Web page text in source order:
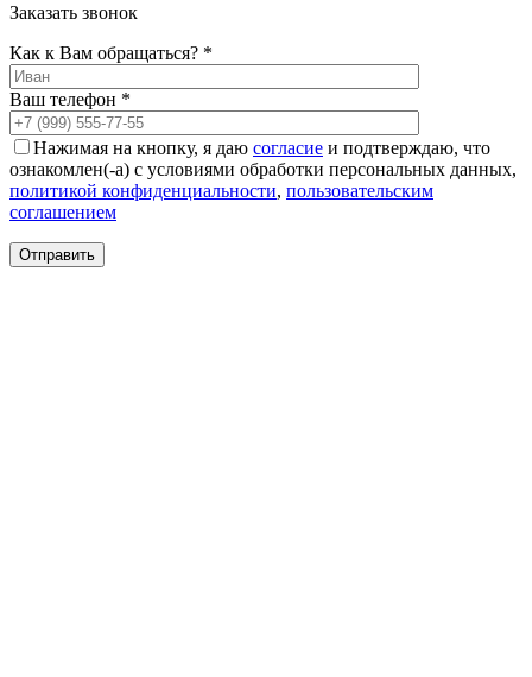
По
форме
Прямоугольные
ковры
Овальные
ковры
Круглые
ковры
Квадратные
Заказать звонок
Как к Вам обращаться? *
Ваш телефон *
Нажимая на кнопку, я даю согласие и подтверждаю, что
ознакомлен(-а) с условиями обработки персональных данных,
политикой конфиденциальности, пользовательским
соглашением